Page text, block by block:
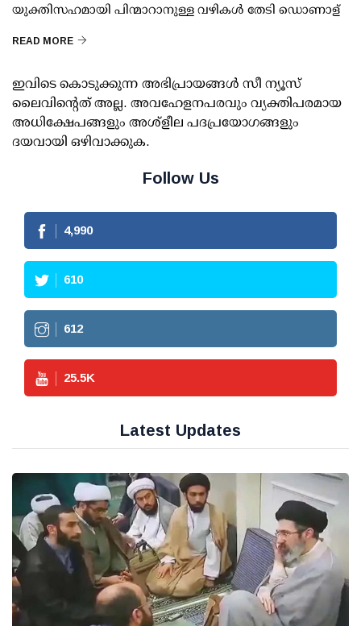
യുക്തിസഹമായി പിന്മാറാനുള്ള വഴികള്‍ തേടി ഡൊണാള്
READ MORE
ഇവിടെ കൊടുക്കുന്ന അഭിപ്രായങ്ങള്‍ സീ ന്യൂസ്
ലൈവിന്റെത് അല്ല. അവഹേളനപരവും വ്യക്തിപരമായ
അധിക്ഷേപങ്ങളും അശ്‌ളീല പദപ്രയോഗങ്ങളും
ദയവായി ഒഴിവാക്കുക.
Follow Us
4,990
610
612
25.5K
Latest Updates